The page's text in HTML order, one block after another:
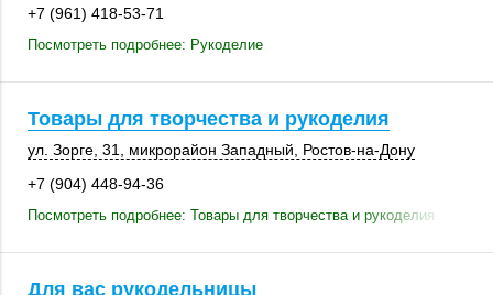
+7 (961) 418-53-71
Посмотреть подробнее: Рукоделие
Товары для творчества и рукоделия
ул. Зорге, 31 микрорайон Западный
Ростов-на-Дону
+7 (904) 448-94-36
Посмотреть подробнее: Товары для творчества и рукоделия
Для вас рукодельницы